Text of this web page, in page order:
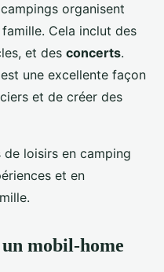
organisent
Cela inclut des
et des concerts.
une excellente façon
et de créer des
loisirs en camping
et en
mobil-home